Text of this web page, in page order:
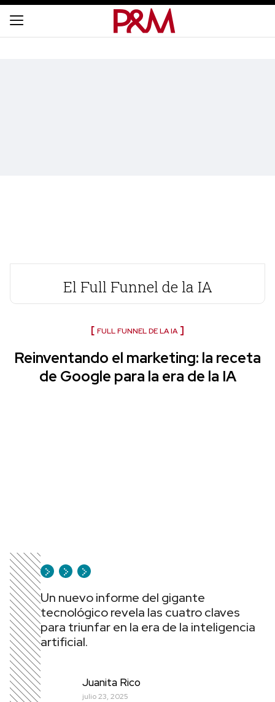
El Full Funnel de la IA
FULL FUNNEL DE LA IA
Reinventando el marketing: la receta
de Google para la era de la IA
Un nuevo informe del gigante
tecnológico revela las cuatro claves
para triunfar en la era de la inteligencia
artificial.
Juanita Rico
julio 23, 2025